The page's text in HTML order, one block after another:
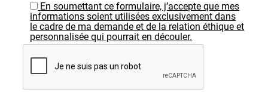
En soumettant ce formulaire, j’accepte que mes
informations soient utilisées exclusivement dans
le cadre de ma demande et de la relation éthique et
personnalisée qui pourrait en découler.